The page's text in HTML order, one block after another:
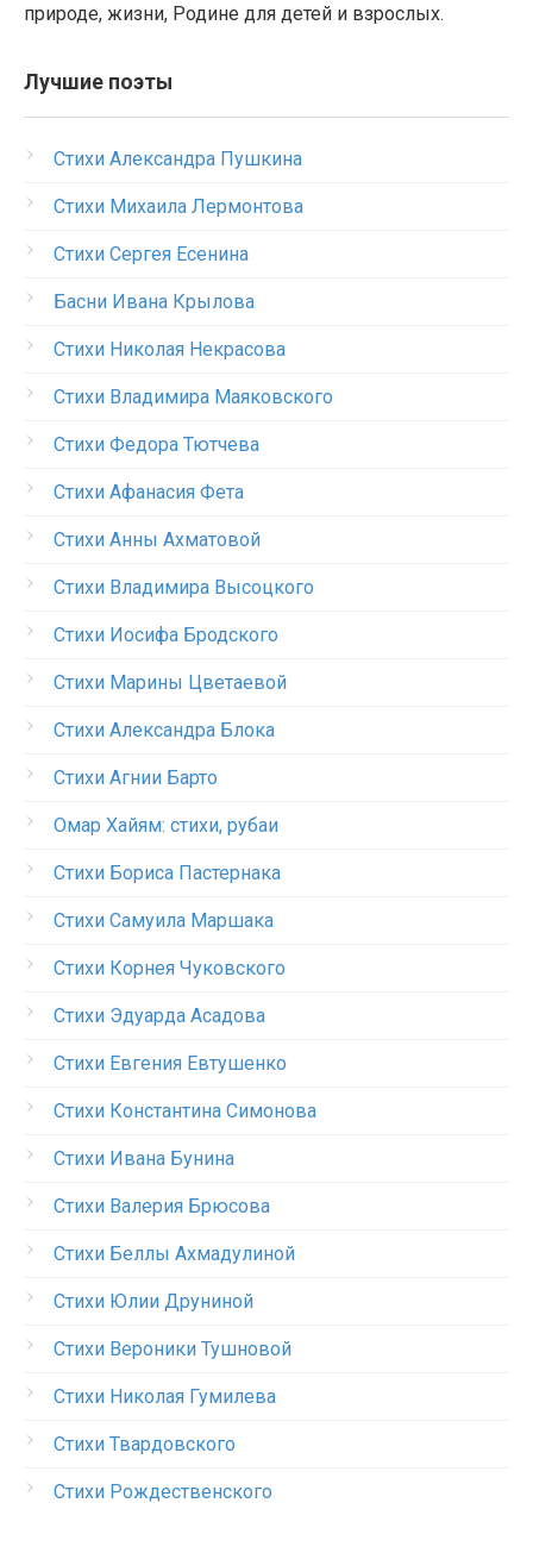
природе, жизни, Родине для детей и взрослых.
Лучшие поэты
Стихи Александра Пушкина
Стихи Михаила Лермонтова
Стихи Сергея Есенина
Басни Ивана Крылова
Стихи Николая Некрасова
Стихи Владимира Маяковского
Стихи Федора Тютчева
Стихи Афанасия Фета
Стихи Анны Ахматовой
Стихи Владимира Высоцкого
Стихи Иосифа Бродского
Стихи Марины Цветаевой
Стихи Александра Блока
Стихи Агнии Барто
Омар Хайям: стихи, рубаи
Стихи Бориса Пастернака
Стихи Самуила Маршака
Стихи Корнея Чуковского
Стихи Эдуарда Асадова
Стихи Евгения Евтушенко
Стихи Константина Симонова
Стихи Ивана Бунина
Стихи Валерия Брюсова
Стихи Беллы Ахмадулиной
Стихи Юлии Друниной
Стихи Вероники Тушновой
Стихи Николая Гумилева
Стихи Твардовского
Стихи Рождественского